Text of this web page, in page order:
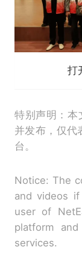
打
特别声明：本
并发布，仅代
台。
Notice: The
and videos
user of
platform
services.